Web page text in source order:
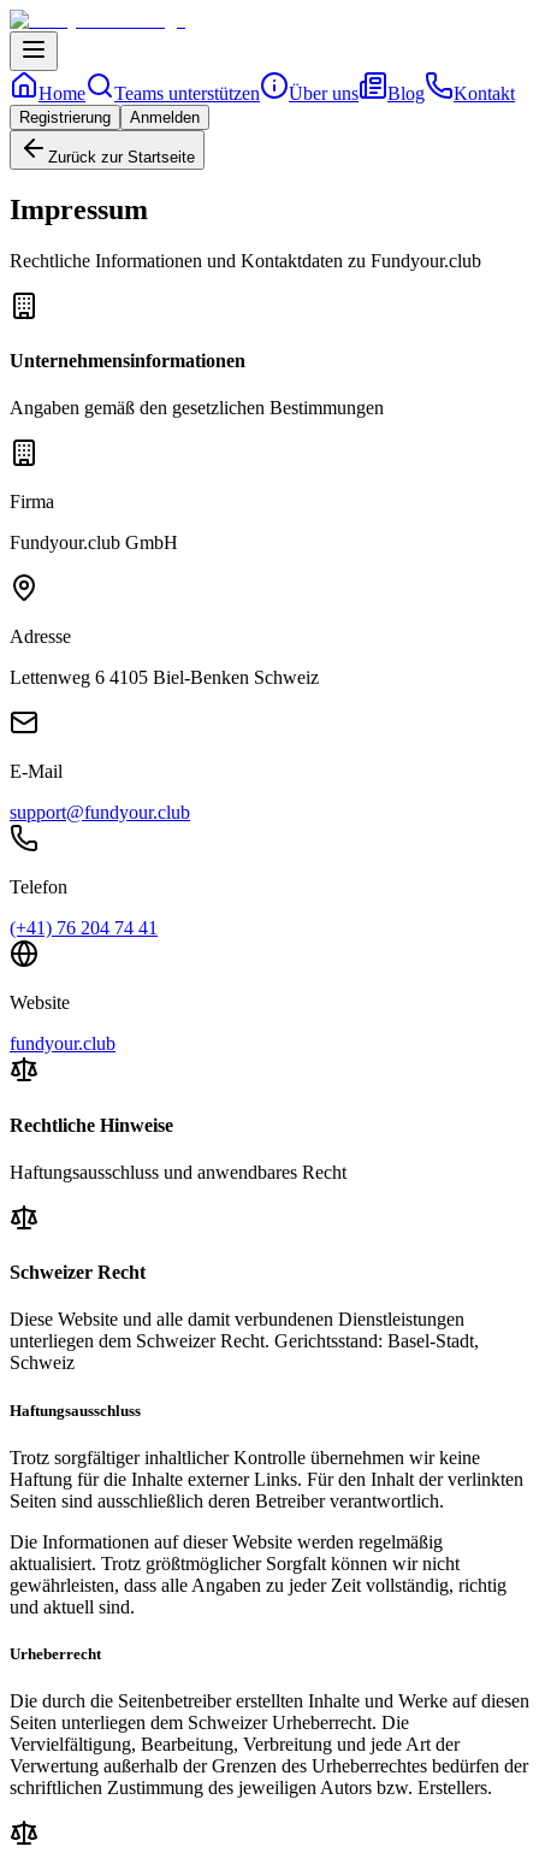
Home Teams unterstützen Über uns Blog Kontakt
Registrierung Anmelden
Zurück zur Startseite
Impressum
Rechtliche Informationen und Kontaktdaten zu Fundyour.club
Unternehmensinformationen
Angaben gemäß den gesetzlichen Bestimmungen
Firma
Fundyour.club GmbH
Adresse
Lettenweg 6 4105 Biel-Benken Schweiz
E-Mail
support@fundyour.club
Telefon
(+41) 76 204 74 41
Website
fundyour.club
Rechtliche Hinweise
Haftungsausschluss und anwendbares Recht
Schweizer Recht
Diese Website und alle damit verbundenen Dienstleistungen
unterliegen dem Schweizer Recht. Gerichtsstand: Basel-Stadt,
Schweiz
Haftungsausschluss
Trotz sorgfältiger inhaltlicher Kontrolle übernehmen wir keine
Haftung für die Inhalte externer Links. Für den Inhalt der verlinkten
Seiten sind ausschließlich deren Betreiber verantwortlich.
Die Informationen auf dieser Website werden regelmäßig
aktualisiert. Trotz größtmöglicher Sorgfalt können wir nicht
gewährleisten, dass alle Angaben zu jeder Zeit vollständig, richtig
und aktuell sind.
Urheberrecht
Die durch die Seitenbetreiber erstellten Inhalte und Werke auf diesen
Seiten unterliegen dem Schweizer Urheberrecht. Die
Vervielfältigung, Bearbeitung, Verbreitung und jede Art der
Verwertung außerhalb der Grenzen des Urheberrechtes bedürfen der
schriftlichen Zustimmung des jeweiligen Autors bzw. Erstellers.